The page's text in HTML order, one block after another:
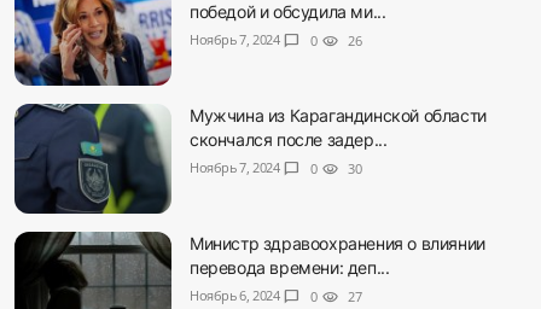
победой и обсудила ми...
Ноябрь 7, 2024 chat_bubble 0 visibility 26
Мужчина из Карагандинской области
скончался после задер...
Ноябрь 7, 2024 chat_bubble 0 visibility 30
Министр здравоохранения о влиянии
перевода времени: деп...
Ноябрь 6, 2024 chat_bubble 0 visibility 27